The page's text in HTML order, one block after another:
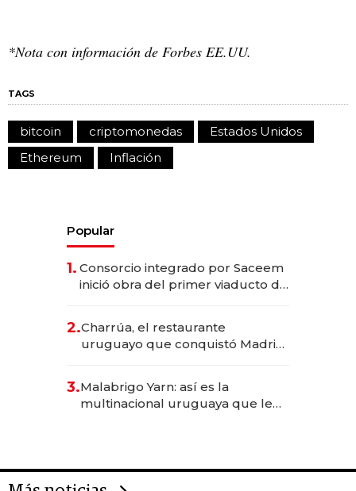
*Nota con información de Forbes EE.UU.
TAGS
bitcoin criptomonedas
Estados Unidos
Ethereum
Inflación
Popular
1. Consorcio integrado por Saceem
inició obra del primer viaducto de
millones
2.Charrúa, el restaurante
uruguayo que conquistó Madrid:
anticipación y prepara apertura
3.Malabrigo Yarn: así es la
multinacional uruguaya que le